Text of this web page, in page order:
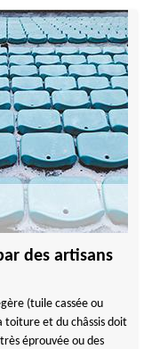
des artisans
(tuile cassée ou
toiture et du châssis doit
éprouvée ou des